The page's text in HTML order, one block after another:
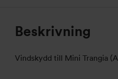
Beskrivning
Vindskydd till Mini Trangia